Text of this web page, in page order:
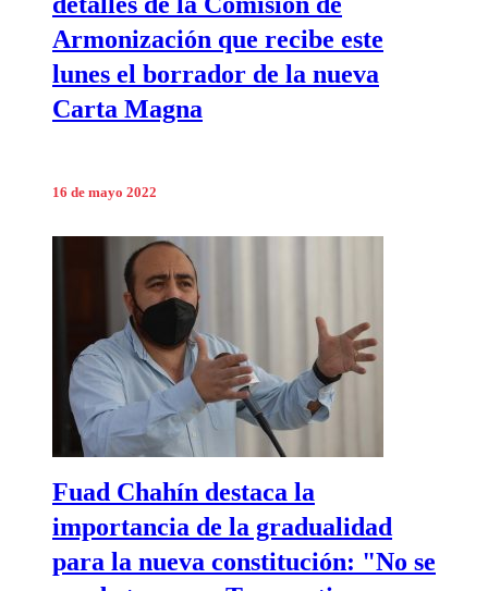
Armonización que recibe este
lunes el borrador de la nueva
Carta Magna
16 de mayo 2022
Fuad Chahín destaca la
importancia de la gradualidad
para la nueva constitución: "No se